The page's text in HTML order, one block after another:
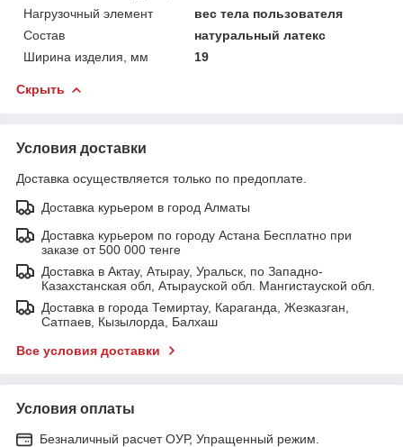
Нагрузочный элемент
вес тела пользователя
Состав
натуральный латекс
Ширина изделия, мм
19
Скрыть
Условия доставки
Доставка осуществляется только по предоплате.
Доставка курьером в город Алматы
Доставка курьером по городу Астана Бесплатно при
заказе от 500 000 тенге
Доставка в Актау, Атырау, Уральск, по Западно-
Казахстанская обл, Атырауской обл. Мангистауской обл.
Доставка в города Темиртау, Караганда, Жезказган,
Сатпаев, Кызылорда, Балхаш
Все условия доставки
Условия оплаты
Безналичный расчет ОУР, Упращенный режим.